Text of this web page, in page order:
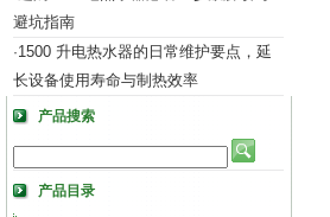
避坑指南
·1500 升电热水器的日常维护要点，延
长设备使用寿命与制热效率
产品搜索
产品目录